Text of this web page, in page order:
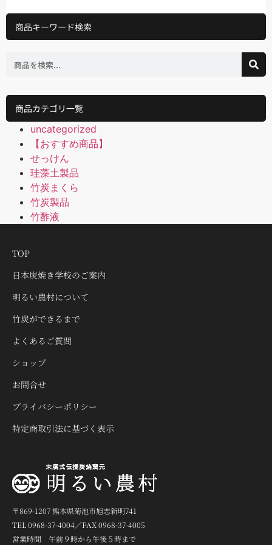
商品キーワード検索
商品カテゴリ一覧
uncategorized
【おすすめ商品】
せっけん
珪藻土製品
竹炭まくら
竹炭製品
竹酢液
TOP
日本炭焼き学校のご案内
明るい農村について
竹炭ができるまで
よくあるご質問
ショップ
お問合せ
プライバシーポリシー
特定商取引法に基づく表示
〒869-1207 熊本県菊池市旭志新明741
TEL 0968-37-4004／FAX 0968-37-4005
営業時間 午前９時から午後５時まで